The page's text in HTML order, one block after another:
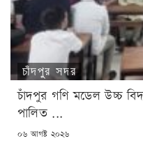
চাঁদপুর সদর
চাঁদপুর গণি মডেল উচ্চ
পালিত ...
POSTED
০৬ আগষ্ট ২০২৬